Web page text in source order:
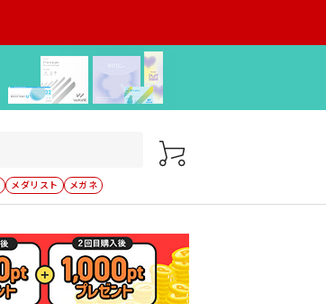
メダリスト メガネ